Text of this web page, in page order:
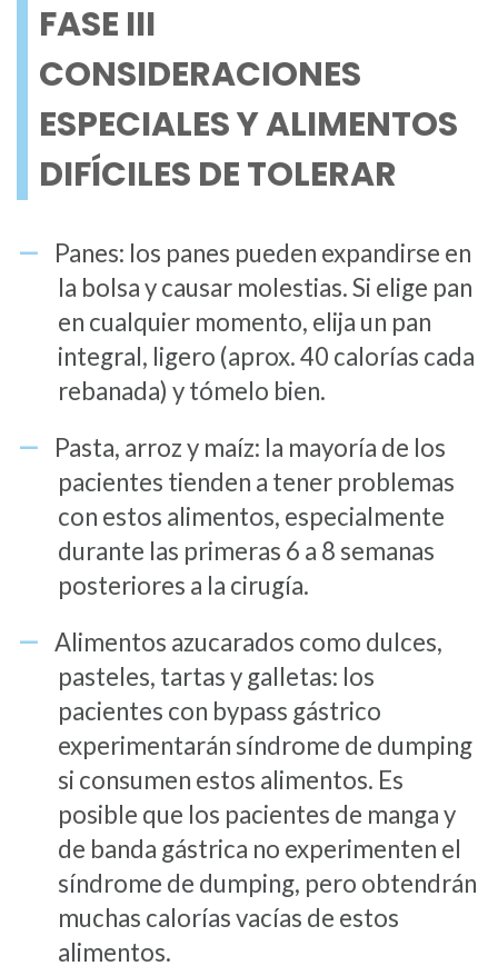
FASE III
CONSIDERACIONES
ESPECIALES Y ALIMENTOS
DIFÍCILES DE TOLERAR
Panes: los panes pueden expandirse en
la bolsa y causar molestias. Si elige pan
en cualquier momento, elija un pan
integral, ligero (aprox. 40 calorías cada
rebanada) y tómelo bien.
Pasta, arroz y maíz: la mayoría de los
pacientes tienden a tener problemas
con estos alimentos, especialmente
durante las primeras 6 a 8 semanas
posteriores a la cirugía.
Alimentos azucarados como dulces,
pasteles, tartas y galletas: los
pacientes con bypass gástrico
experimentarán síndrome de dumping
si consumen estos alimentos. Es
posible que los pacientes de manga y
de banda gástrica no experimenten el
síndrome de dumping, pero obtendrán
muchas calorías vacías de estos
alimentos.